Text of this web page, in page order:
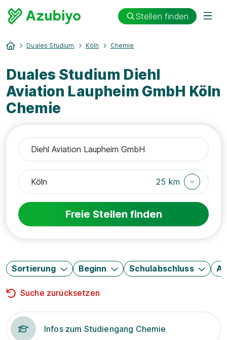
Stellen finden
Duales Studium Köln Chemie
Duales Studium Diehl
Aviation Laupheim GmbH Köln
Chemie
25 km
Freie Stellen finden
Sortierung Beginn Schulabschluss
Suche zurücksetzen
Infos zum Studiengang Chemie